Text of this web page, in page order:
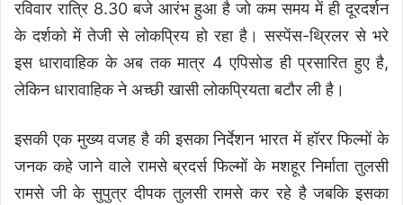
रविवार रात्रि 8.30 बजे आरंभ हुआ है जो कम समय में ही दूरदर्शन
के दर्शको में तेजी से लोकप्रिय हो रहा है। सस्पेंस-थ्रिलर से भरे
इस धारावाहिक के अब तक मात्र 4 एपिसोड ही प्रसारित हुए है,
लेकिन धारावाहिक ने अच्छी खासी लोकप्रियता बटौर ली है।
इसकी एक मुख्य वजह है की इसका निर्देशन भारत में हॉरर फिल्मों के
जनक कहे जाने वाले रामसे ब्रदर्स फिल्मों के मशहूर निर्माता तुलसी
रामसे जी के सुपुत्र दीपक तुलसी रामसे कर रहे है जबकि इसका